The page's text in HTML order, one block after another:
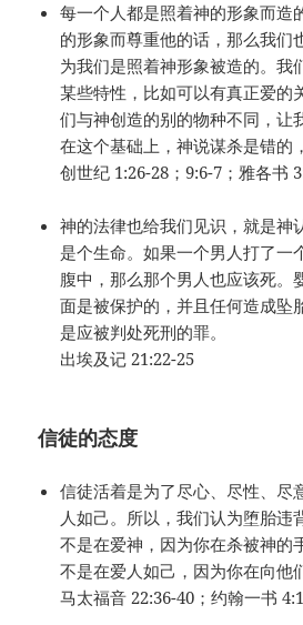
每一个人都是照着神的形象而造
的形象而尊重他的话，那么我们
为我们是照着神形象被造的。我
某些特性，比如可以有真正爱的
们与神创造的别的物种不同，让
在这个基础上，神说谋杀是错的
创世纪 1:26-28；9:6-7；雅各书
神的法律也给我们见识，就是神
是个生命。如果一个男人打了一
腹中，那么那个男人也应该死。
面是被保护的，并且任何造成坠
是应被判处死刑的罪。
出埃及记 21:22-25
信徒的态度
信徒活着是为了尽心、尽性、尽
人如己。所以，我们认为堕胎违
不是在爱神，因为你在杀被神的
不是在爱人如己，因为你在向他
马太福音 22:36-40；约翰一书